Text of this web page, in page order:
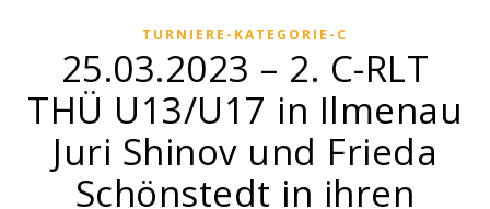
TURNIERE-KATEGORIE-C
25.03.2023 – 2. C-RLT
THÜ U13/U17 in Ilmenau
Juri Shinov und Frieda
Schönstedt in ihren